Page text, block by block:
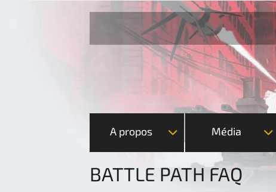
A propos Média
BATTLE PATH FAQ